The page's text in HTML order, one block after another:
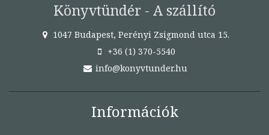
Könyvtündér - A szállító
1047 Budapest, Perényi Zsigmond utca 15.
+36 (1) 370-5540
info@konyvtunder.hu
Információk